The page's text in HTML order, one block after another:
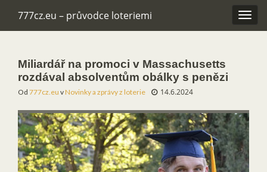
777cz.eu – průvodce loteriemi
Miliardář na promoci v Massachusetts
rozdával absolventům obálky s penězi
Od 777cz.eu vNovinky a zprávy z loterie 14.6.2024